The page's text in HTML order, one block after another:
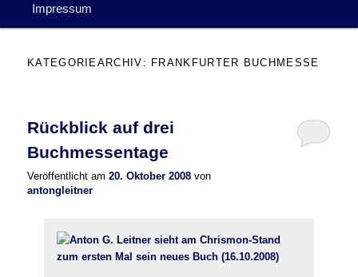
Impressum
KATEGORIEARCHIV: FRANKFURTER BUCHMESSE
Rückblick auf drei
Buchmessentage
Veröffentlicht am20. Oktober 2008 von
antongleitner